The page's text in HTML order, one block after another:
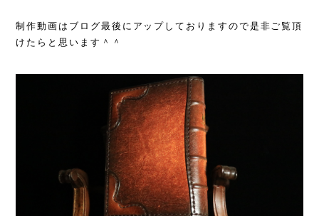
制作動画はブログ最後にアップしておりますので是非ご覧頂
けたらと思います＾＾